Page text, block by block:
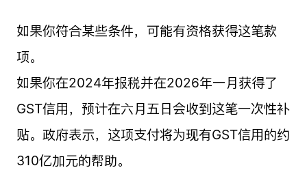
如果你符合某些条件，可能有资格获得这笔款
项。
如果你在2024年报税并在2026年一月获得了
GST信用，预计在六月五日会收到这笔一次性补
贴。政府表示，这项支付将为现有GST信用的约
310亿加元的帮助。